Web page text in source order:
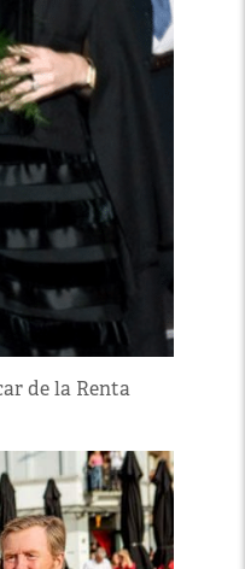
de la Renta